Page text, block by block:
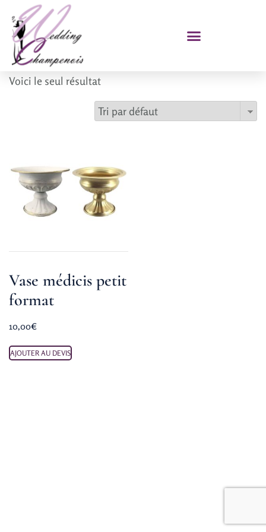
Voici le seul résultat
Vase médicis petit
format
10,00€
AJOUTER AU DEVIS